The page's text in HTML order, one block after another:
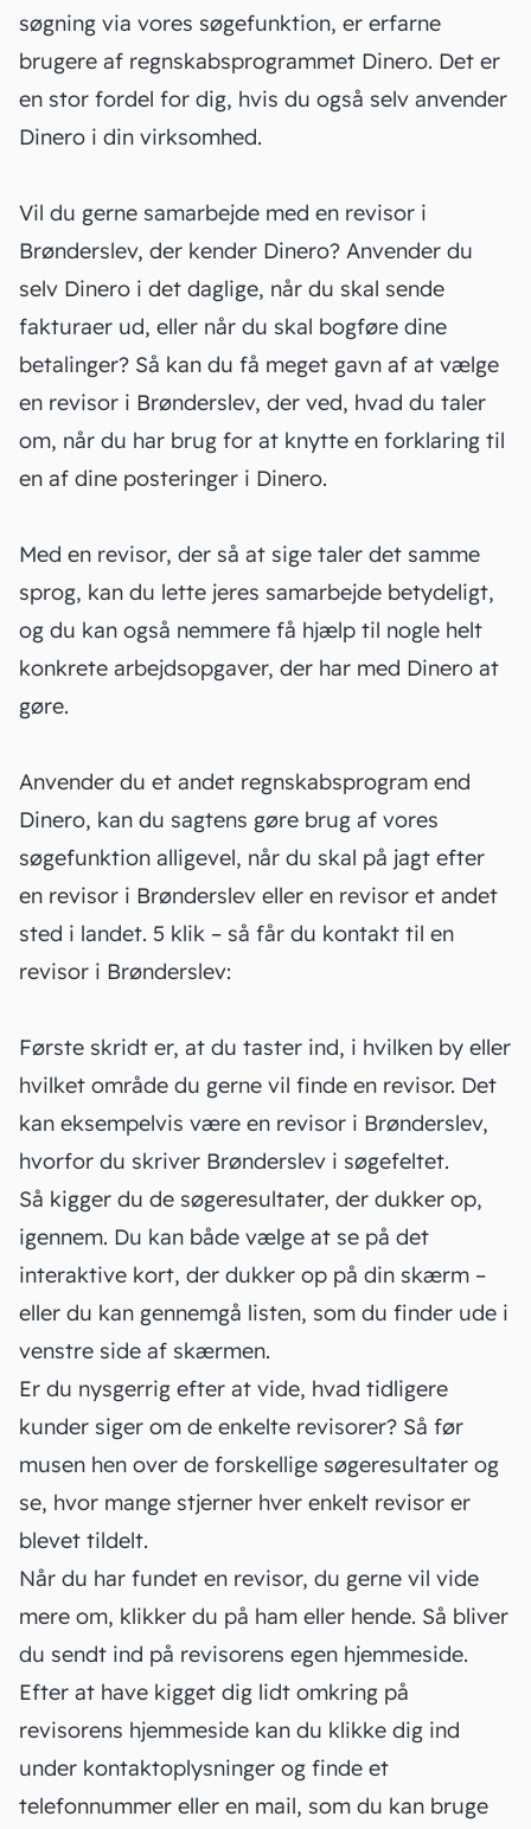
søgning via vores søgefunktion, er erfarne
brugere af regnskabsprogrammet Dinero. Det er
en stor fordel for dig, hvis du også selv anvender
Dinero i din virksomhed.
Vil du gerne samarbejde med en revisor i
Brønderslev, der kender Dinero? Anvender du
selv Dinero i det daglige, når du skal sende
fakturaer ud, eller når du skal bogføre dine
betalinger? Så kan du få meget gavn af at vælge
en revisor i Brønderslev, der ved, hvad du taler
om, når du har brug for at knytte en forklaring til
en af dine posteringer i Dinero.
Med en revisor, der så at sige taler det samme
sprog, kan du lette jeres samarbejde betydeligt,
og du kan også nemmere få hjælp til nogle helt
konkrete arbejdsopgaver, der har med Dinero at
gøre.
Anvender du et andet regnskabsprogram end
Dinero, kan du sagtens gøre brug af vores
søgefunktion alligevel, når du skal på jagt efter
en revisor i Brønderslev eller en revisor et andet
sted i landet. 5 klik – så får du kontakt til en
revisor i Brønderslev:
Første skridt er, at du taster ind, i hvilken by eller
hvilket område du gerne vil finde en revisor. Det
kan eksempelvis være en revisor i Brønderslev,
hvorfor du skriver Brønderslev i søgefeltet.
Så kigger du de søgeresultater, der dukker op,
igennem. Du kan både vælge at se på det
interaktive kort, der dukker op på din skærm –
eller du kan gennemgå listen, som du finder ude i
venstre side af skærmen.
Er du nysgerrig efter at vide, hvad tidligere
kunder siger om de enkelte revisorer? Så før
musen hen over de forskellige søgeresultater og
se, hvor mange stjerner hver enkelt revisor er
blevet tildelt.
Når du har fundet en revisor, du gerne vil vide
mere om, klikker du på ham eller hende. Så bliver
du sendt ind på revisorens egen hjemmeside.
Efter at have kigget dig lidt omkring på
revisorens hjemmeside kan du klikke dig ind
under kontaktoplysninger og finde et
telefonnummer eller en mail, som du kan bruge